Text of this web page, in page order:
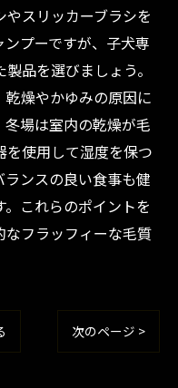
スリッカーブラシを
プーですが、子犬専
品を選びましょう。
燥やかゆみの原因に
場は室内の乾燥が毛
使用して湿度を保つ
ンスの良い食事も健
これらのポイントを
フラッフィーな毛質
次のページ >